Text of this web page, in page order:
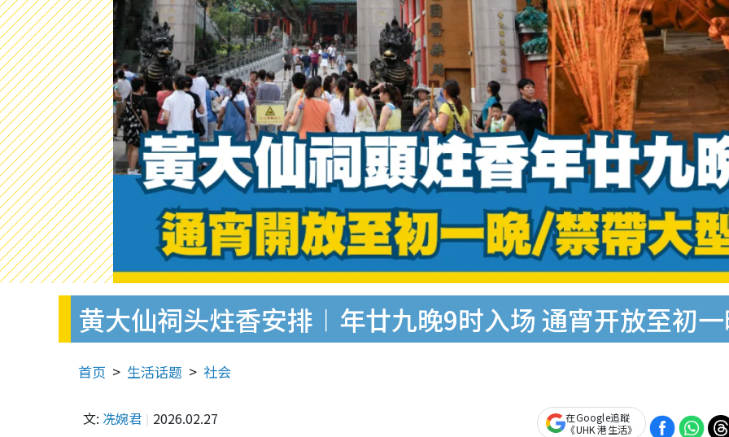
黄大仙祠头炷香安排︱年廿九晚9时入场 通宵开放至初
首页 生活话题 社会
文: 冼婉君 2026.02.27
在Google追蹤
《UHK 港生活》